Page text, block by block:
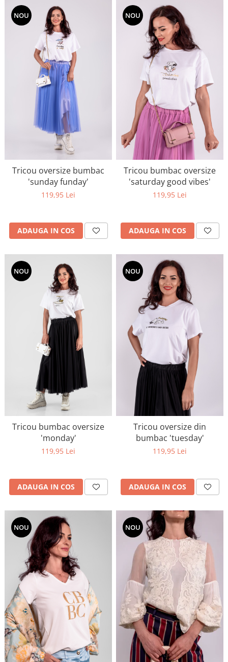
NOU
Tricou oversize bumbac
'sunday funday'
119,95 Lei
ADAUGA IN COS
NOU
Tricou bumbac oversize
'saturday good vibes'
119,95 Lei
ADAUGA IN COS
NOU
Tricou bumbac oversize
'monday'
119,95 Lei
ADAUGA IN COS
NOU
Tricou oversize din
bumbac 'tuesday'
119,95 Lei
ADAUGA IN COS
NOU NOU